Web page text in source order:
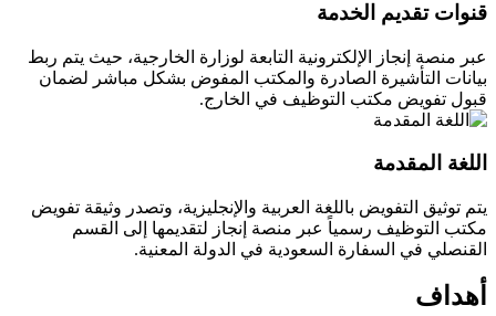
قنوات تقديم الخدمة
عبر منصة إنجاز الإلكترونية التابعة لوزارة الخارجية، حيث يتم ربط
بيانات التأشيرة الصادرة والمكتب المفوض بشكل مباشر لضمان
قبول تفويض مكتب التوظيف في الخارج.
اللغة المقدمة
يتم توثيق التفويض باللغة العربية والإنجليزية، وتصدر وثيقة تفويض
مكتب التوظيف رسمياً عبر منصة إنجاز لتقديمها إلى القسم
القنصلي في السفارة السعودية في الدولة المعنية.
أهداف